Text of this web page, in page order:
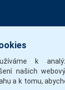
k
našich
a k tomu,